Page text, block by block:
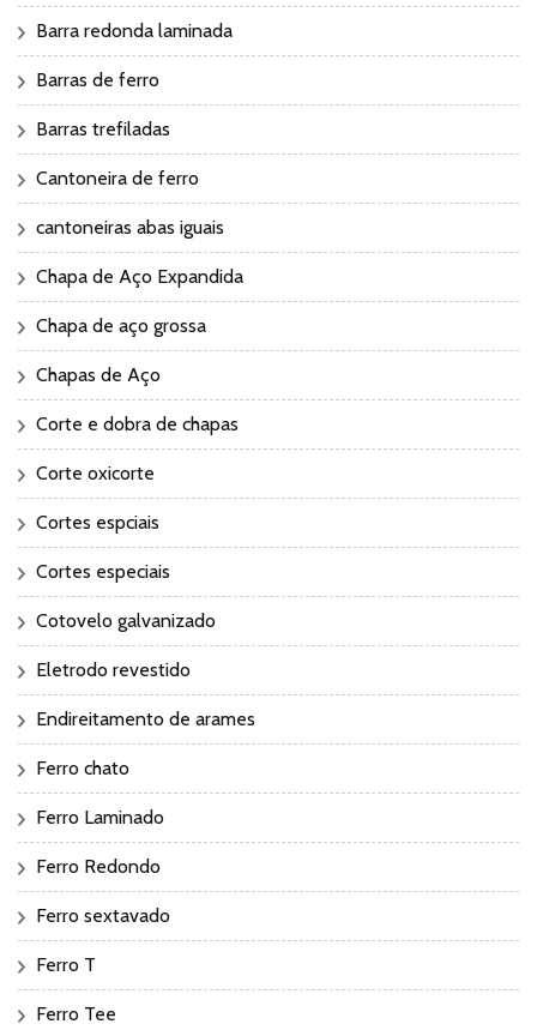
Barra redonda laminada
Barras de ferro
Barras trefiladas
Cantoneira de ferro
cantoneiras abas iguais
Chapa de Aço Expandida
Chapa de aço grossa
Chapas de Aço
Corte e dobra de chapas
Corte oxicorte
Cortes espciais
Cortes especiais
Cotovelo galvanizado
Eletrodo revestido
Endireitamento de arames
Ferro chato
Ferro Laminado
Ferro Redondo
Ferro sextavado
Ferro T
Ferro Tee